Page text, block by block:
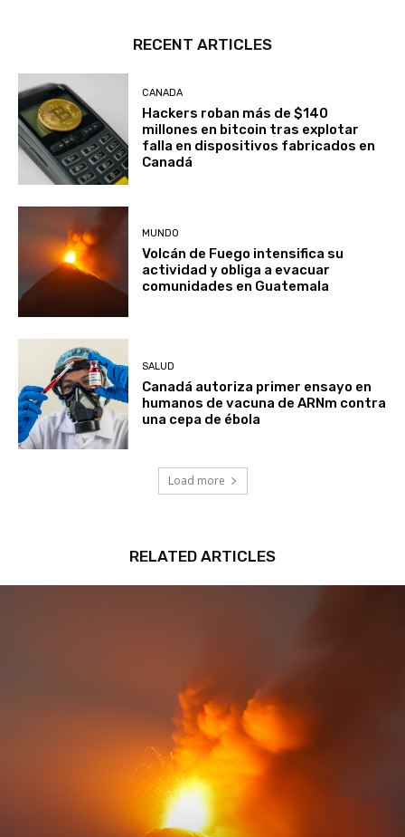
Hackers roban más de $140
millones en bitcoin tras explotar
falla en dispositivos fabricados en
Canadá
Volcán de Fuego intensifica su
actividad y obliga a evacuar
comunidades en Guatemala
Canadá autoriza primer ensayo en
humanos de vacuna de ARNm contra
una cepa de ébola
Load more